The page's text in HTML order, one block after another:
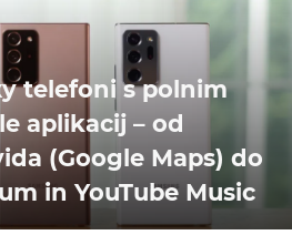
telefoni s polnim
aplikacij – od
(Google Maps) do
in YouTube Music